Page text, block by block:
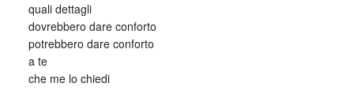
quali dettagli
dovrebbero dare conforto
potrebbero dare conforto
a te
che me lo chiedi